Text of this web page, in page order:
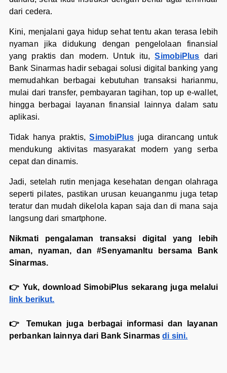
dari cedera.
Kini, menjalani gaya hidup sehat tentu akan terasa lebih
nyaman jika didukung dengan pengelolaan finansial
yang praktis dan modern. Untuk itu,SimobiPlus dari
Bank Sinarmas hadir sebagai solusi digital banking yang
memudahkan berbagai kebutuhan transaksi harianmu,
mulai dari transfer, pembayaran tagihan, top up e-wallet,
hingga berbagai layanan finansial lainnya dalam satu
aplikasi.
Tidak hanya praktis,SimobiPlus juga dirancang untuk
mendukung aktivitas masyarakat modern yang serba
cepat dan dinamis.
Jadi, setelah rutin menjaga kesehatan dengan olahraga
seperti pilates, pastikan urusan keuanganmu juga tetap
teratur dan mudah dikelola kapan saja dan di mana saja
langsung dari smartphone.
Nikmati pengalaman transaksi digital yang lebih
aman, nyaman, dan #SenyamanItu bersama Bank
Sinarmas.
👉 Yuk, download SimobiPlus sekarang juga melalui
link berikut.
👉 Temukan juga berbagai informasi dan layanan
perbankan lainnya dari Bank Sinarmasdi sini.